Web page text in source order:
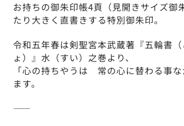
お持ちの御朱印帳4頁（見開きサイズ御
たり大きく直書きする特別御朱印。
令和五年春は剣聖宮本武蔵著『五輪書
ょ）』水（すい）之巻より、
「心の持ちやうは 常の心に替わる事
ます。
――